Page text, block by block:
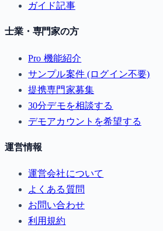
ガイド記事
士業・専門家の方
Pro 機能紹介
サンプル案件 (ログイン不要)
提携専門家募集
30分デモを相談する
デモアカウントを希望する
運営情報
運営会社について
よくある質問
お問い合わせ
利用規約